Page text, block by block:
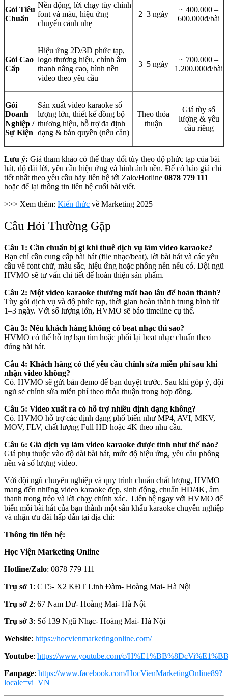
Gói Tiêu
Chuẩn
Nền động, lời chạy tùy chỉnh
font và màu, hiệu ứng
chuyển cảnh nhẹ
2–3 ngày
~ 400.000 –
600.000đ/bài
Gói Cao
Cấp
Hiệu ứng 2D/3D phức tạp,
logo thương hiệu, chỉnh âm
thanh nâng cao, hình nền
video theo yêu cầu
3–5 ngày
~ 700.000 –
1.200.000đ/bài
Gói
Doanh
Nghiệp /
Sự Kiện
Sản xuất video karaoke số
lượng lớn, thiết kế đồng bộ
thương hiệu, hỗ trợ đa định
dạng & bản quyền (nếu cần)
Theo thỏa
thuận
Giá tùy số
lượng & yêu
cầu riêng
Lưu ý: Giá tham khảo có thể thay đổi tùy theo độ phức tạp của bài
hát, độ dài lời, yêu cầu hiệu ứng và hình ảnh nền. Để có báo giá chi
tiết nhất theo yêu cầu hãy liên hệ tới Zalo/Hotline 0878 779 111
hoặc để lại thông tin liên hệ cuối bài viết.
>>> Xem thêm: Kiến thức về Marketing 2025
Câu Hỏi Thường Gặp
Câu 1: Cần chuẩn bị gì khi thuê dịch vụ làm video karaoke?
Bạn chỉ cần cung cấp bài hát (file nhạc/beat), lời bài hát và các yêu
cầu về font chữ, màu sắc, hiệu ứng hoặc phông nền nếu có. Đội ngũ
HVMO sẽ tư vấn chi tiết để hoàn thiện sản phẩm.
Câu 2: Một video karaoke thường mất bao lâu để hoàn thành?
Tùy gói dịch vụ và độ phức tạp, thời gian hoàn thành trung bình từ
1–3 ngày. Với số lượng lớn, HVMO sẽ báo timeline cụ thể.
Câu 3: Nếu khách hàng không có beat nhạc thì sao?
HVMO có thể hỗ trợ bạn tìm hoặc phối lại beat nhạc chuẩn theo
đúng bài hát.
Câu 4: Khách hàng có thể yêu cầu chỉnh sửa miễn phí sau khi
nhận video không?
Có. HVMO sẽ gửi bản demo để bạn duyệt trước. Sau khi góp ý, đội
ngũ sẽ chỉnh sửa miễn phí theo thỏa thuận trong hợp đồng.
Câu 5: Video xuất ra có hỗ trợ nhiều định dạng không?
Có. HVMO hỗ trợ các định dạng phổ biến như MP4, AVI, MKV,
MOV, FLV, chất lượng Full HD hoặc 4K theo nhu cầu.
Câu 6: Giá dịch vụ làm video karaoke được tính như thế nào?
Giá phụ thuộc vào độ dài bài hát, mức độ hiệu ứng, yêu cầu phông
nền và số lượng video.
Với đội ngũ chuyên nghiệp và quy trình chuẩn chất lượng, HVMO
mang đến những video karaoke đẹp, sinh động, chuẩn HD/4K, âm
thanh trong trẻo và lời chạy chính xác. Liên hệ ngay với HVMO để
biến mỗi bài hát của bạn thành một sân khấu karaoke chuyên nghiệp
và nhận ưu đãi hấp dẫn tại địa chỉ:
Thông tin liên hệ:
Học Viện Marketing Online
Hotline/Zalo: 0878 779 111
Trụ sở 1: CT5- X2 KĐT Linh Đàm- Hoàng Mai- Hà Nội
Trụ sở 2: 67 Nam Dư- Hoàng Mai- Hà Nội
Trụ sở 3: Số 139 Ngũ Nhạc- Hoàng Mai- Hà Nội
Website: https://hocvienmarketingonline.com/
Youtube: https://www.youtube.com/c/
Fanpage: https://www.facebook.com/HocVienMarketingOnline89?
locale=vi_VN